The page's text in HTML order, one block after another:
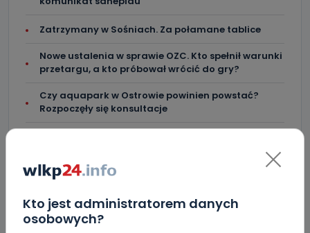
Kto jest administratorem danych
osobowych?
Zatrzymany w Sośniach. Za połamane tablice
Nowe ustalenia w sprawie OZC. Kto spełnił warunki
przetargu, a kto próbował wrócić do gry?
Czy aquapark w Ostrowie powinien powstać?
Rozpoczęły się konsultacje
Ile jest klimy w szpitalu? Sprawdzamy w regionie
Więcej pieniędzy dla OSP w gminie Ostrów.